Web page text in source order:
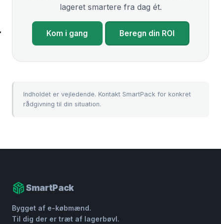
lageret smartere fra dag ét.
Kom i gang Beregn din ROI
Indholdet er vejledende. Kontakt SmartPack for konkret
rådgivning til din situation.
SmartPack
Bygget af e-købmænd.
Til dig der er træt af lagerbøvl.